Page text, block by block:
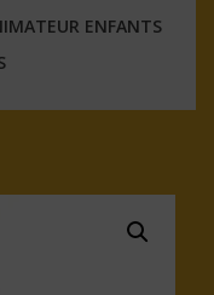
ENFANTS